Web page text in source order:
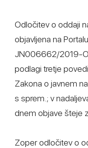
Odločitev o oddaji
objavljena na
JN006662/2019-
podlagi tretje
Zakona o javnem
s sprem.; v
dnem objave šteje
Zoper odločitev o